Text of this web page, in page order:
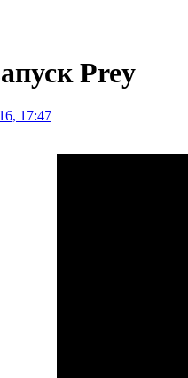
Prey
17:47